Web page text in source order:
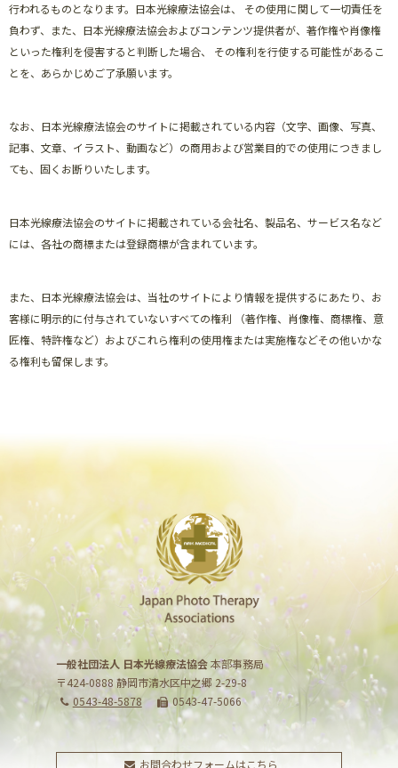
行われるものとなります。日本光線療法協会は、 その使用に関して一切責任を
負わず、また、日本光線療法協会およびコンテンツ提供者が、著作権や肖像権
といった権利を侵害すると判断した場合、 その権利を行使する可能性があるこ
とを、あらかじめご了承願います。
なお、日本光線療法協会のサイトに掲載されている内容（文字、画像、写真、
記事、文章、イラスト、動画など）の商用および営業目的での使用につきまし
ても、固くお断りいたします。
日本光線療法協会のサイトに掲載されている会社名、製品名、サービス名など
には、各社の商標または登録商標が含まれています。
また、日本光線療法協会は、当社のサイトにより情報を提供するにあたり、お
客様に明示的に付与されていないすべての権利 （著作権、肖像権、商標権、意
匠権、特許権など）およびこれら権利の使用権または実施権などその他いかな
る権利も留保します。
一般社団法人 日本光線療法協会本部事務局
〒424-0888 静岡市清水区中之郷 2-29-8
0543-48-5878
0543-47-5066
お問合わせフォームはこちら